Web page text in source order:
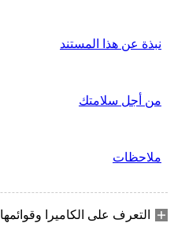
نبذة عن هذا المستند
من أجل سلامتك
ملاحظات
التعرف على الكاميرا وقوائمها